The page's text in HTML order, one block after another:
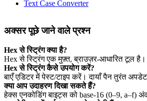
Text Case Converter
अक्सर पूछे जाने वाले प्रश्न
Hex से स्ट्रिंग क्या है?
Hex से स्ट्रिंग एक मुफ़्त, ब्राउज़र‑आधारित टूल
Hex से स्ट्रिंग कैसे उपयोग करें?
बाएँ एडिटर में पेस्ट/टाइप करें। दायाँ पैन तुरंत
क्या आप उदाहरण दिखा सकते हैं?
हेक्स एनकोडिंग बाइट्स को base‑16 (0–9, a–f)